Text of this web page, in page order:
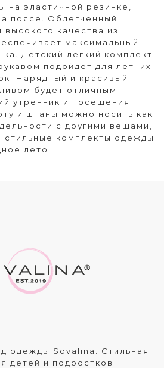
на эластичной резинке,
поясе. Облегченный
качества из
максимальный
Детский легкий комплект
подойдет для летних
Нарядный и красивый
будет отличным
утренник и посещения
и штаны можно носить как
с другими вещами,
стильные комплекты одежды
лето.
одежды Sovalina. Стильная
детей и подростков